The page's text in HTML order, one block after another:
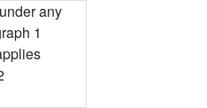
any
1